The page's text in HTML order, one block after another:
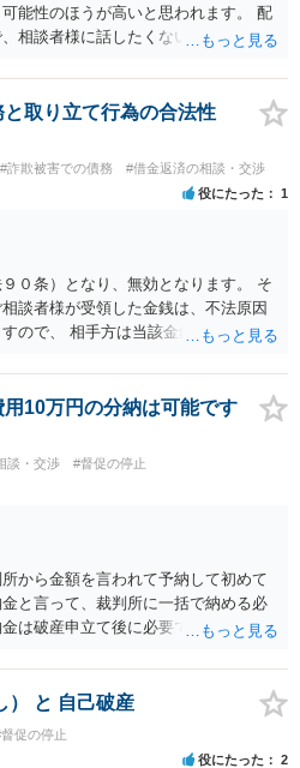
能性のほうが高いと思われます。 配
相談者様に話したくない事情等もあ
あるため、御主人に法律事務所に相
でしょうか。相談者様が一緒だと話
でおひとりで行ってもらうほうがい
がある状態で配偶者が亡くなると債
態になる（相続放棄などの亡くなっ
、相談者様にも関係することだとし
はどうでしょうか。
取り立て行為の合法性
#詐欺被害での債務 #借金返済の相談・交渉
役にたった 1
０条）となり、無効となります。 そ
談者様が受領した金銭は、不法原因
ので、 相手方は当該金銭の返還請求
10万円の分納は可能です
談・交渉 #督促の停止
から金額を言われて予納して初めて
と言って、裁判所に一括で納める必
は破産申立て後に必要ですので、そ
） と 自己破産
促の停止
役にたった 2